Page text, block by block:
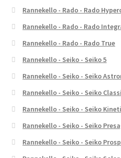
Rannekello - Rado - Rado
Rannekello - Rado - Rado
Rannekello - Rado - Rado True
Rannekello - Seiko - Seiko 5
Rannekello - Seiko - Seiko
Rannekello - Seiko - Seiko
Rannekello - Seiko - Seiko
Rannekello - Seiko - Seiko
Rannekello - Seiko - Seiko